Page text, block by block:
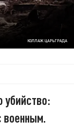
КОЛЛАЖ ЦАРЬГРАДА
убийство: